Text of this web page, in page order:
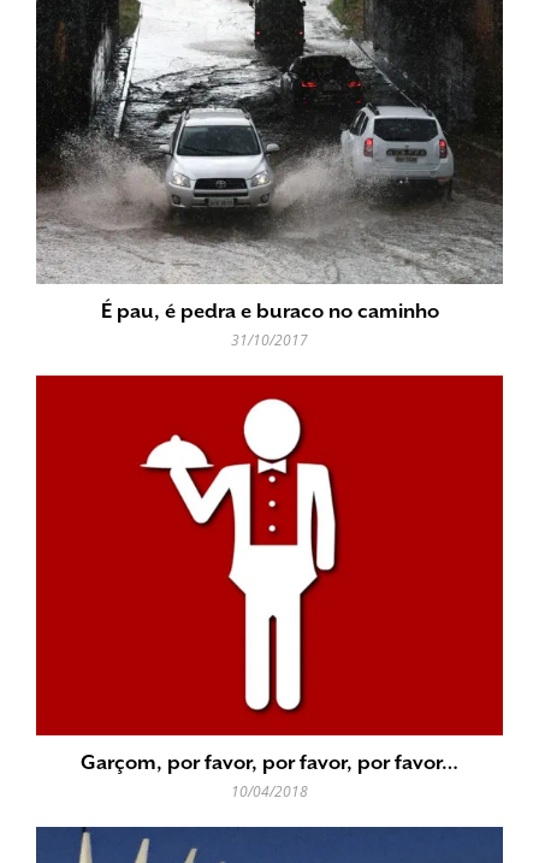
É pau, é pedra e buraco no caminho
31/10/2017
Garçom, por favor, por favor, por favor…
10/04/2018